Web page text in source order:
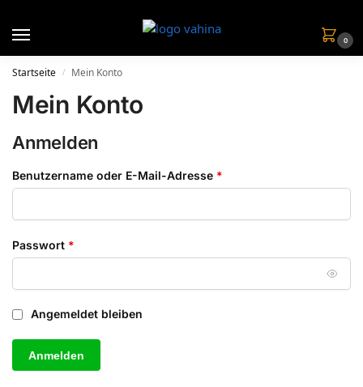
0
Startseite / Mein Konto
Mein Konto
Anmelden
Benutzername oder E-Mail-Adresse *
Passwort *
Angemeldet bleiben
Anmelden